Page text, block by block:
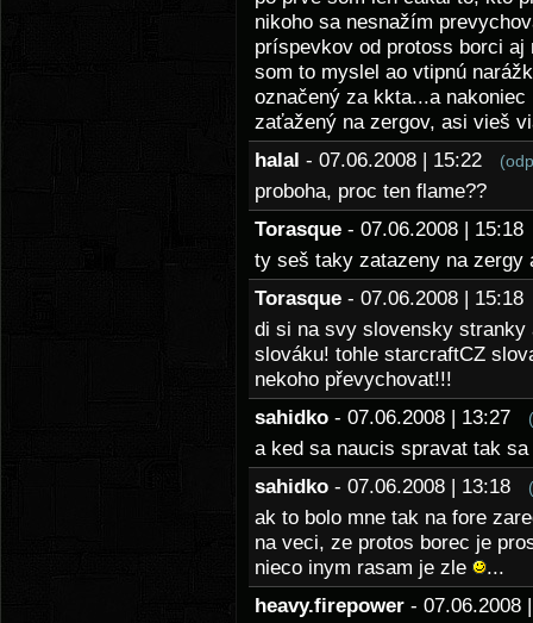
nikoho sa nesnažím
príspevkov od protoss borci
som to myslel ao vtipnú
označený za kkta...a
zaťažený na zergov, asi vieš
halal - 07.06.2008 | 15:22
proboha, proc ten flame??
Torasque - 07.06.2008 |
ty seš taky zatazeny na zergy
Torasque - 07.06.2008 |
di si na svy slovensky
slováku! tohle starcraftCZ
nekoho převychovat!!!
sahidko - 07.06.2008 | 13:27
a ked sa naucis spravat tak
sahidko - 07.06.2008 | 13:18
ak to bolo mne tak na fore
na veci, ze protos borec je
nieco inym rasam je zle
...
heavy.firepower -